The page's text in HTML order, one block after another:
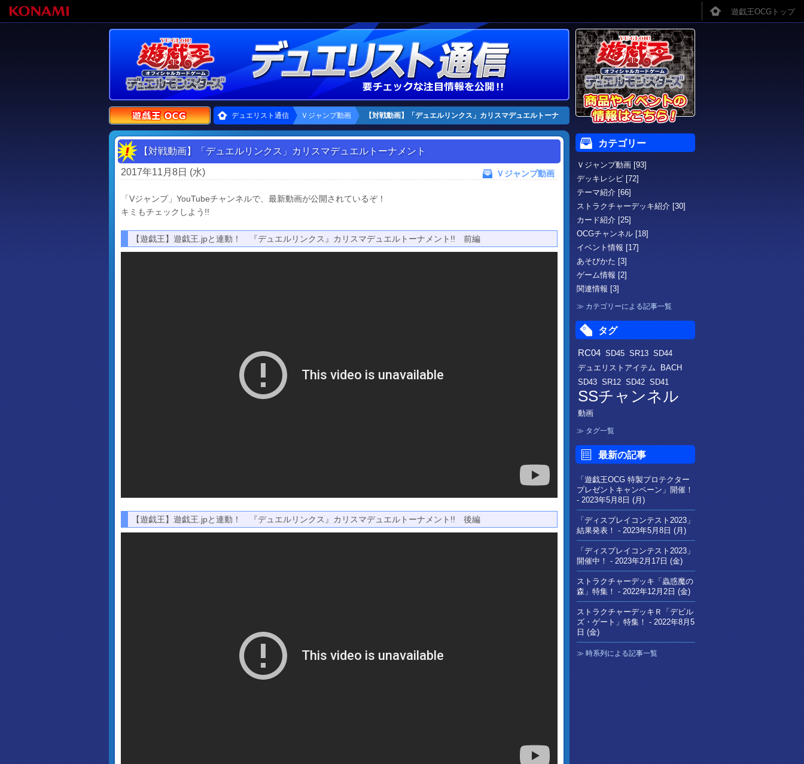
デュエリスト通信 Ｖジャンプ動画 【対戦動画】「デュエルリンクス」カリスマデュエルトーナ
【対戦動画】「デュエルリンクス」カリスマデュエルトーナメント
Ｖジャンプ動画
2017年11月8日 (水)
「Vジャンプ」YouTubeチャンネルで、最新動画が公開されているぞ！
キミもチェックしよう!!
【遊戯王】遊戯王.jpと連動！ 『デュエルリンクス』カリスマデュエルトーナメント!! 前編
【遊戯王】遊戯王.jpと連動！ 『デュエルリンクス』カリスマデュエルトーナメント!! 後編
カテゴリー
Ｖジャンプ動画 [93]
デッキレシピ [72]
テーマ紹介 [66]
ストラクチャーデッキ紹介 [30]
カード紹介 [25]
OCGチャンネル [18]
イベント情報 [17]
あそびかた [3]
ゲーム情報 [2]
関連情報 [3]
カテゴリーによる記事一覧
タグ
RC04 SD45 SR13 SD44
デュエリストアイテム
BACH
SD43 SR12 SD42 SD41
SSチャンネル
動画
タグ一覧
最新の記事
「遊戯王OCG 特製プロテクター
プレゼントキャンペーン」開催！
- 2023年5月8日 (月)
「ディスプレイコンテスト2023」
結果発表！ - 2023年5月8日 (月)
「ディスプレイコンテスト2023」
開催中！ - 2023年2月17日 (金)
ストラクチャーデッキ「蟲惑魔の
森」特集！ - 2022年12月2日 (金)
ストラクチャーデッキＲ「デビル
ズ・ゲート」特集！ - 2022年8月5
日 (金)
時系列による記事一覧